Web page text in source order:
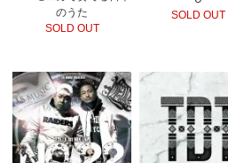
のうた
SOLD OUT
SOLD OUT